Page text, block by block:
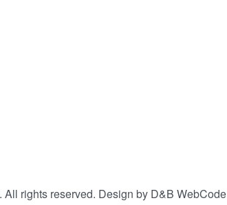
rights reserved. Design by D&B WebCode